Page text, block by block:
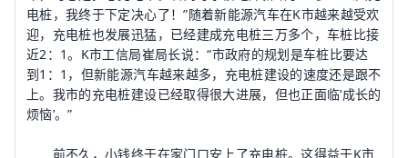
电桩，我终于下定决心了！”随着新能源汽车在K市越来越受欢
迎，充电桩也发展迅猛，已经建成充电桩三万多个，车桩比接
近2：1。K市工信局崔局长说：“市政府的规划是车桩比要达
到1：1，但新能源汽车越来越多，充电桩建设的速度还是跟不
上。我市的充电桩建设已经取得很大进展，但也正面临‘成长的
烦恼’。”
前不久，小钱终于在家门口安上了充电桩。这得益于K市